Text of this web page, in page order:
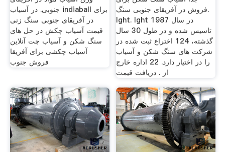
جنوبی. در آسیاب indiaball برای
در آفریقای جنوبی سنگ زنی
قیمت آسیاب چکش در حل های
سنگ شکن و آسیاب چت آنلاین
آسیاب چکشی برای آفریقا
فروش جنوب
فروش در آفریقای جنوبی سنگ.
lght. lght در سال 1987
تاسیس شده و در طول 30 سال
گذشته، 124 اختراع ثبت شده در
شركت های سنگ شكن و آسیاب
را در اختیار دارد. 22 اداره خارج
از . دریافت قیمت